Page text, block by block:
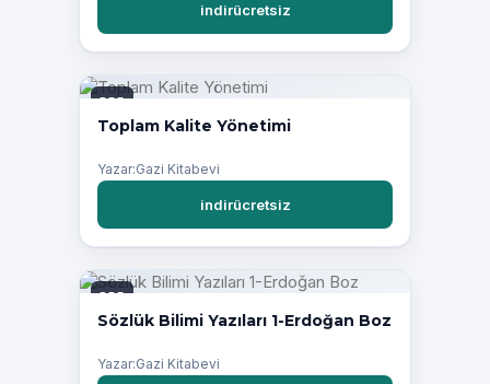
indirücretsiz
PDF
Toplam Kalite Yönetimi
Yazar:Gazi Kitabevi
indirücretsiz
PDF
Sözlük Bilimi Yazıları 1-Erdoğan Boz
Yazar:Gazi Kitabevi